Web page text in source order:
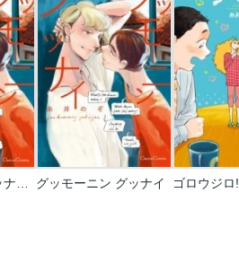
グッモーニン グッナイ【単行本 分冊版】 グッモーニン グッナイ ゴロウジロ!